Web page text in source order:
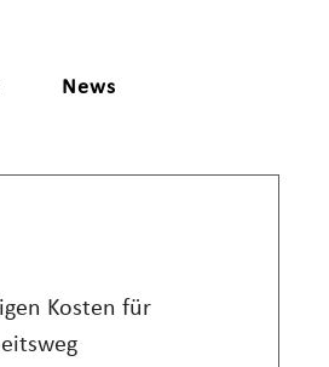
News
Kosten für